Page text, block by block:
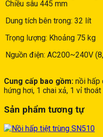
Chiều sâu 445 mm
Dung tích bên trong: 32 lít
Trọng lượng: Khoảng 75 kg
Nguồn điện: AC200~240V
Cung cấp bao gồm: nồi hấp
hứng hơi, 1 chai xả, 1 vỉ
Sản phẩm tương tự